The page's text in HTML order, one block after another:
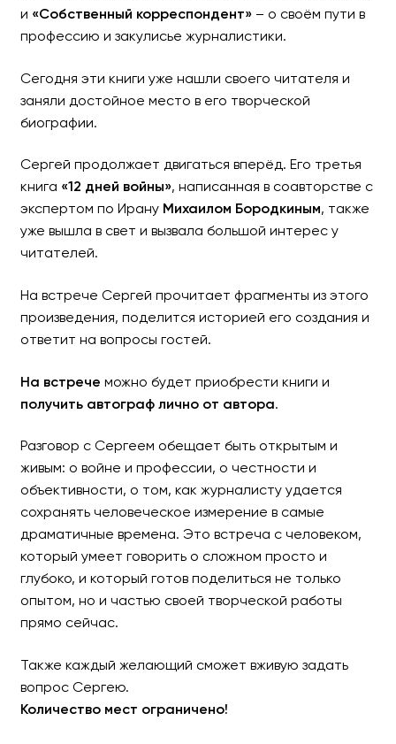
и «Собственный корреспондент»– о своём пути в
профессию и закулисье журналистики.
Сегодня эти книги уже нашли своего читателя и
заняли достойное место в его творческой
биографии.
Сергей продолжает двигаться вперёд. Его третья
книга «12 дней войны», написанная в соавторстве с
экспертом по Ирану Михаилом Бородкиным, также
уже вышла в свет и вызвала большой интерес у
читателей.
На встрече Сергей прочитает фрагменты из этого
произведения, поделится историей его создания и
ответит на вопросы гостей.
На встрече можно будет приобрести книги и
получить автограф лично от автора.
Разговор с Сергеем обещает быть открытым и
живым: о войне и профессии, о честности и
объективности, о том, как журналисту удается
сохранять человеческое измерение в самые
драматичные времена. Это встреча с человеком,
который умеет говорить о сложном просто и
глубоко, и который готов поделиться не только
опытом, но и частью своей творческой работы
прямо сейчас.
Также каждый желающий сможет вживую задать
вопрос Сергею.
Количество мест ограничено!